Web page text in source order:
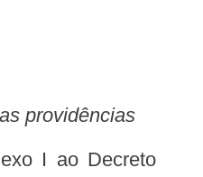
providências